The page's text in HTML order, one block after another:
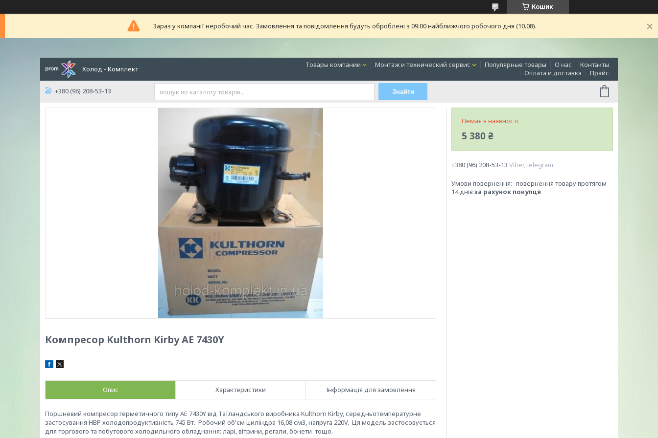
Кошик
Зараз у компанії неробочий час. Замовлення та повідомлення будуть оброблені з 09:00 найближчого робочого дня (10.08).
Холод - Комплект Товары компании Монтаж и технический сервис Популярные товары О нас
Контакты
Оплата и доставка
Прайс
+380 (96) 208-53-13 Знайти
Компресор Kulthorn Kirby AE 7430Y
Опис Характеристики Інформація для замовлення
Поршневий компресор герметичного типу AE 7430Y від Таїландського виробника Kulthorn Kirby, середньотемпературне
застосування HBP холодопродуктивність 745 Вт. Робочий об'єм циліндра 16,08 см3, напруга 220V. Ця модель застосовується
для торгового та побутового холодильного обладнання: ларі, вітрини, регали, бонети тощо.
Немає в наявності
5 380 ₴
+380 (96) 208-53-13 Viber,Telegram
повернення товару протягом
14 днів за рахунок покупця